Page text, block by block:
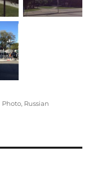
Categories
Photo, Russian